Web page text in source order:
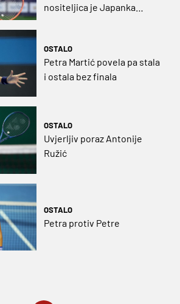
nositeljica je Japanka
OSTALO
Petra Martić povela pa stala
i ostala bez finala
OSTALO
Uvjerljiv poraz Antonije
Ružić
OSTALO
Petra protiv Petre